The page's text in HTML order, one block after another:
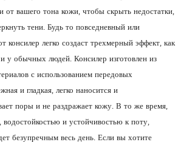
от вашего тона кожи, чтобы скрыть недостатки,
тени. Будь то повседневный или
консилер легко создаст трехмерный эффект, как
у обычных людей. Консилер изготовлен из
с использованием передовых
и гладкая, легко наносится и
поры и не раздражает кожу. В то же время,
водостойкостью и устойчивостью к поту,
безупречным весь день. Если вы хотите